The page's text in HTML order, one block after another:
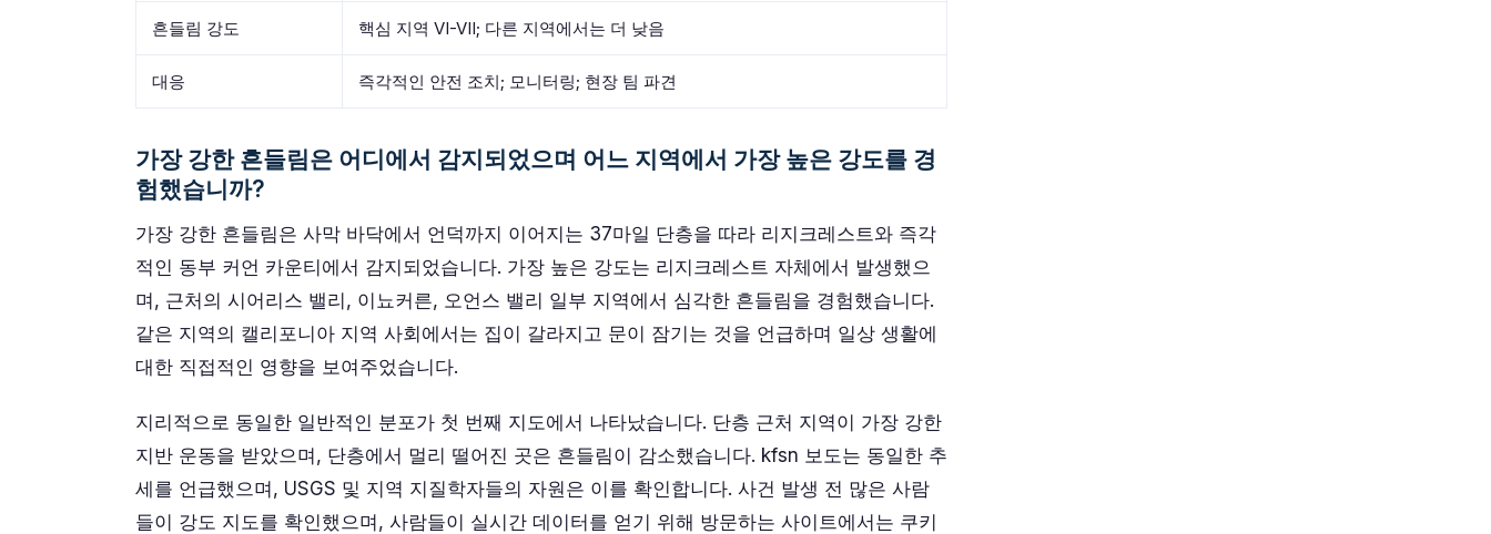
흔들림 강도 핵심 지역 VI-VII; 다른 지역에서는 더 낮음
대응 즉각적인 안전 조치; 모니터링; 현장 팀 파견
가장 강한 흔들림은 어디에서 감지되었으며 어느 지역에서 가장 높은 강도를 경
험했습니까?
가장 강한 흔들림은 사막 바닥에서 언덕까지 이어지는 37마일 단층을 따라 리지크레스트와 즉각
적인 동부 커언 카운티에서 감지되었습니다. 가장 높은 강도는 리지크레스트 자체에서 발생했으
며, 근처의 시어리스 밸리, 이뇨커른, 오언스 밸리 일부 지역에서 심각한 흔들림을 경험했습니다.
같은 지역의 캘리포니아 지역 사회에서는 집이 갈라지고 문이 잠기는 것을 언급하며 일상 생활에
대한 직접적인 영향을 보여주었습니다.
지리적으로 동일한 일반적인 분포가 첫 번째 지도에서 나타났습니다. 단층 근처 지역이 가장 강한
지반 운동을 받았으며, 단층에서 멀리 떨어진 곳은 흔들림이 감소했습니다. kfsn 보도는 동일한 추
세를 언급했으며, USGS 및 지역 지질학자들의 자원은 이를 확인합니다. 사건 발생 전 많은 사람
들이 강도 지도를 확인했으며, 사람들이 실시간 데이터를 얻기 위해 방문하는 사이트에서는 쿠키